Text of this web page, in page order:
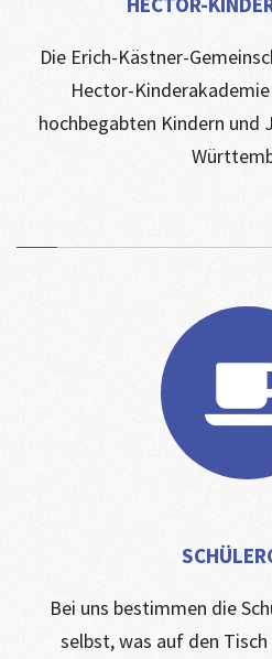
Die Erich-Kästner-
Hector-
hochbegabten Kindern und
Bei uns bestimmen die
selbst, was auf den